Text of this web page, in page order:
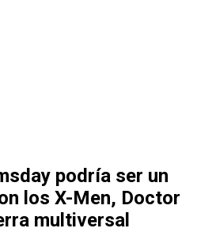
podría ser un
los X-Men, Doctor
multiversal